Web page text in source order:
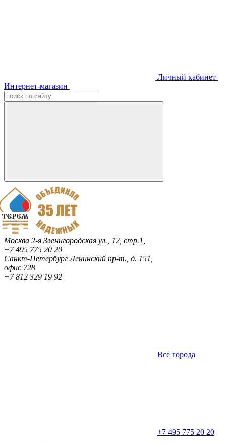
Личный кабинет
Интернет-магазин
Москва 2-я Звенигородская ул., 12, стр.1,
+7 495 775 20 20
Санкт-ПетербургЛенинский пр-т., д. 151,
офис 728
+7 812 329 19 92
Все города
+7 495 775 20 20